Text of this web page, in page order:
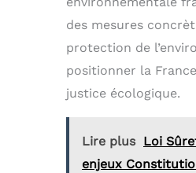
des mesures
protection de
positionner la
justice écologique.
Lire plus Loi
enjeux